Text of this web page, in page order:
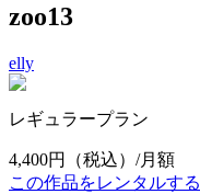
zoo13
elly
レギュラープラン
4,400円
（税込）/月額
この作品をレンタルする